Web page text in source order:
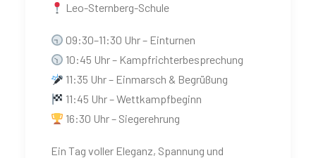
Leo-Sternberg-Schule
09:30–11:30 Uhr – Einturnen
10:45 Uhr – Kampfrichterbesprechung
11:35 Uhr – Einmarsch & Begrüßung
11:45 Uhr – Wettkampfbeginn
16:30 Uhr – Siegerehrung
Ein Tag voller Eleganz, Spannung und